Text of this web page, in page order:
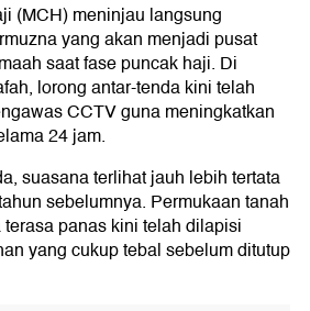
(MCH) meninjau langsung
yang akan menjadi pusat
saat fase puncak haji. Di
lorong antar-tenda kini telah
CCTV guna meningkatkan
24 jam.
suasana terlihat jauh lebih tertata
sebelumnya. Permukaan tanah
panas kini telah dilapisi
yang cukup tebal sebelum ditutup